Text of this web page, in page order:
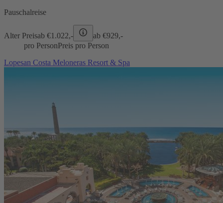
Pauschalreise
Alter Preisab €1.022,- ab €929,-
pro PersonPreis pro Person
Lopesan Costa Meloneras Resort & Spa